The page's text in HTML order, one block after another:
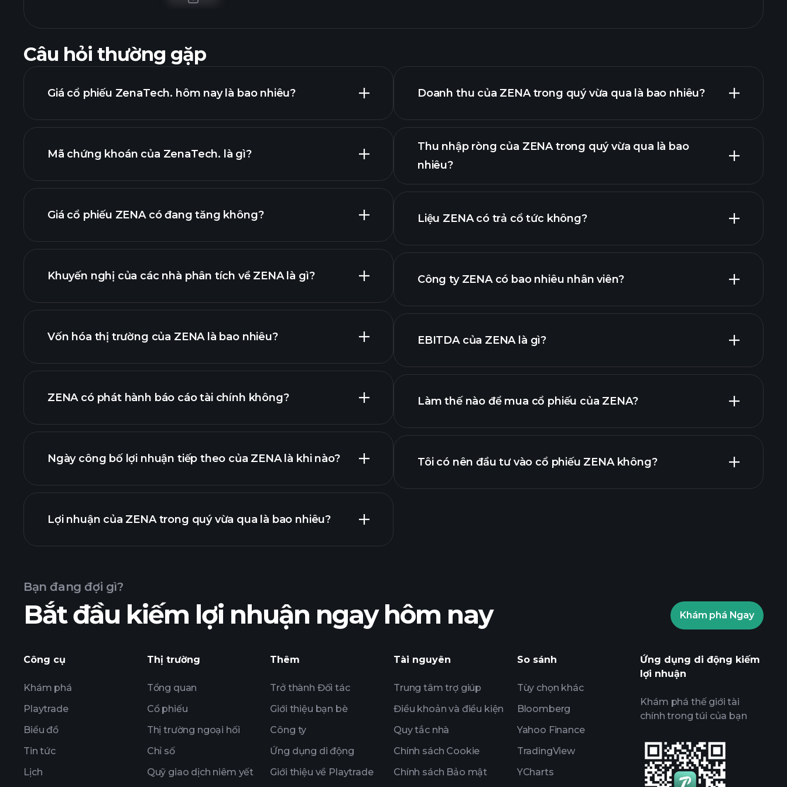
Câu hỏi thường gặp
Giá cổ phiếu ZenaTech. hôm nay là bao nhiêu?
Mã chứng khoán của ZenaTech. là gì?
Giá cổ phiếu ZENA có đang tăng không?
Khuyến nghị của các nhà phân tích về ZENA là gì?
Vốn hóa thị trường của ZENA là bao nhiêu?
danh sách cổ phiếu của chúng tôi
ZENA có phát hành báo cáo tài chính không?
tài chính của ZENA
Ngày công bố lợi nhuận tiếp theo của ZENA là khi nào?
Lịch công bố lợi
Lợi nhuận của ZENA trong quý vừa qua là bao nhiêu?
lợi
Doanh thu của ZENA trong quý vừa qua là bao nhiêu?
báo cáo tài chính
Thu nhập ròng của ZENA trong quý vừa qua là bao
nhiêu?
báo cáo tài chính
Liệu ZENA có trả cổ tức không?
cổ phiếu trả cổ tức cao
Công ty ZENA có bao nhiêu nhân viên?
EBITDA của ZENA là gì?
báo cáo tài chính
Làm thế nào để mua cổ phiếu của ZENA?
Tôi có nên đầu tư vào cổ phiếu ZENA không?
Playtrade Tournaments
các thông tin thị trường
Các Danh mục
Tỷ phú
Bạn đang đợi gì?
Bắt đầu kiếm lợi nhuận ngay hôm nay Khám phá Ngay
Công cụ
Khám phá
Playtrade
Biểu đồ
Tin tức
Lịch
Thị trường
Tổng quan
Cổ phiếu
Thị trường ngoại hối
Chỉ số
Quỹ giao dịch niêm yết
Thêm
Trở thành Đối tác
Giới thiệu bạn bè
Công ty
Ứng dụng di động
Giới thiệu về Playtrade
Tài nguyên
Trung tâm trợ giúp
Điều khoản và điều kiện
Quy tắc nhà
Chính sách Cookie
Chính sách Bảo mật
So sánh
Tùy chọn khác
Bloomberg
Yahoo Finance
TradingView
YCharts
Ứng dụng di động kiếm
lợi nhuận
Khám phá thế giới tài
chính trong túi của bạn